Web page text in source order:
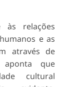
às relações
e as
através de
aponta que
cultural